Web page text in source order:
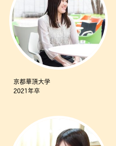
京都華頂大学
2021年卒